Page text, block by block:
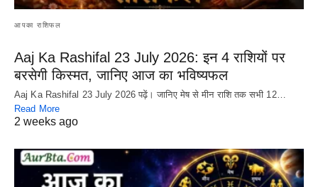
आपका राशिफल
Aaj Ka Rashifal 23 July 2026: इन 4 राशियों पर
बरसेगी किस्मत, जानिए आज का भविष्यफल
Aaj Ka Rashifal 23 July 2026 पढ़ें। जानिए मेष से मीन राशि तक सभी 12…
Read More
2 weeks ago